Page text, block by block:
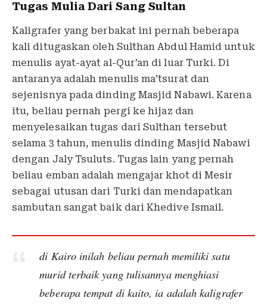
Tugas Mulia Dari Sang Sultan
Kaligrafer yang berbakat ini pernah beberapa
kali ditugaskan oleh Sulthan Abdul Hamid untuk
menulis ayat-ayat al-Qur’an di luar Turki. Di
antaranya adalah menulis ma’tsurat dan
sejenisnya pada dinding Masjid Nabawi. Karena
itu, beliau pernah pergi ke hijaz dan
menyelesaikan tugas dari Sulthan tersebut
selama 3 tahun, menulis dinding Masjid Nabawi
dengan Jaly Tsuluts. Tugas lain yang pernah
beliau emban adalah mengajar khot di Mesir
sebagai utusan dari Turki dan mendapatkan
sambutan sangat baik dari Khedive Ismail.
di Kairo inilah beliau pernah memiliki satu
murid terbaik yang tulisannya menghiasi
beberapa tempat di kaito, ia adalah kaligrafer